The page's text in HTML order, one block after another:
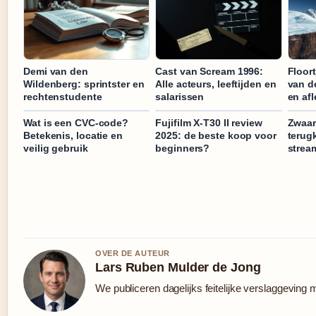
Demi van den
Wildenberg: sprintster en
rechtenstudente
Cast van Scream 1996:
Alle acteurs, leeftijden en
salarissen
van
en
Wat is een CVC-code?
Betekenis, locatie en
veilig gebruik
Fujifilm X-T30 II review
2025: de beste koop voor
beginners?
OVER DE AUTEUR
Lars Ruben Mulder de Jong
We publiceren dagelijks feitelijke verslaggeving